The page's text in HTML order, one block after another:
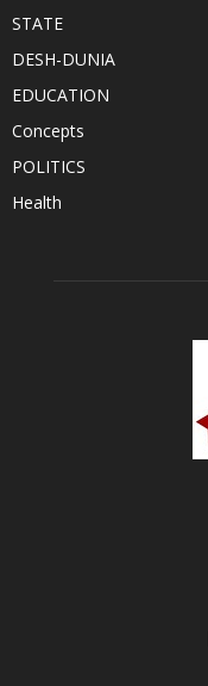
STATE
DESH-DUNIA
EDUCATION
Concepts
POLITICS
Health